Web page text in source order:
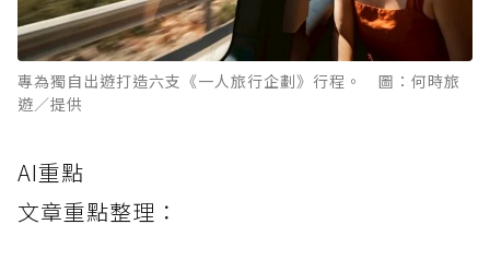
專為獨自出遊打造六支《一人旅行企劃》行程。 圖：何時旅
遊／提供
AI重點
文章重點整理：